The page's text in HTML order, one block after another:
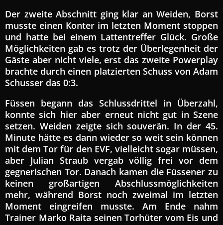
Der zweite Abschnitt ging klar an Weiden, Borst
musste einen Konter im letzten Moment stoppen
und hatte bei einem Lattentreffer Glück. Große
Möglichkeiten gab es trotz der Überlegenheit der
Gäste aber nicht viele, erst das zweite Powerplay
brachte durch einen platzierten Schuss von Adam
Schusser das 0:3.
Füssen begann das Schlussdrittel in Überzahl,
konnte sich hier aber erneut nicht gut in Szene
setzen. Weiden zeigte sich souverän. In der 45.
Minute hätte es dann wieder so weit sein können
mit dem Tor für den EVF, vielleicht sogar müssen,
aber Julian Straub vergab völlig frei vor dem
gegnerischen Tor. Danach kamen die Füssener zu
keinen großartigen Abschlussmöglichkeiten
mehr, während Borst noch zweimal im letzten
Moment eingreifen musste. Am Ende nahm
Trainer Marko Raita seinen Torhüter vom Eis und